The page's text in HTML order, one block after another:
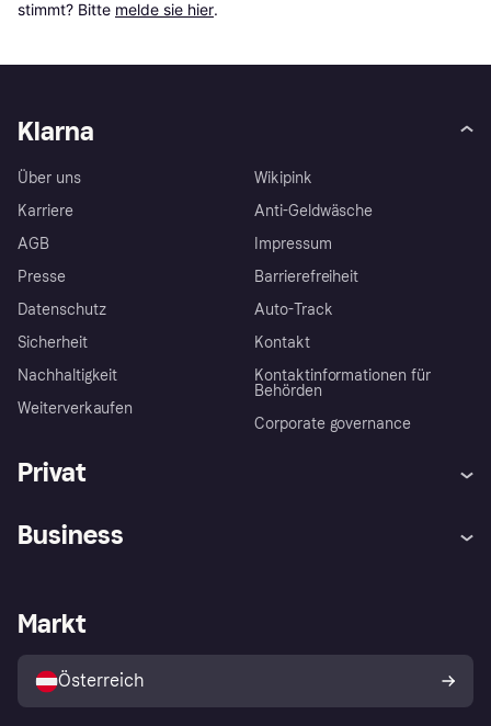
stimmt? Bitte melde sie hier.
Klarna
Über uns
Karriere
AGB
Presse
Datenschutz
Sicherheit
Nachhaltigkeit
Weiterverkaufen
Wikipink
Anti-Geldwäsche
Impressum
Barrierefreiheit
Auto-Track
Kontakt
Kontaktinformationen für
Behörden
Corporate governance
Privat
Shops entdecken
Business
Händlerportal
Markt
Österreich